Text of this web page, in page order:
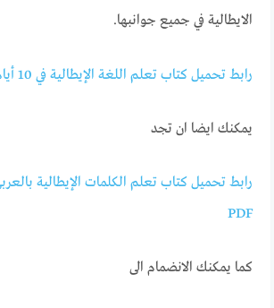
الايطالية في جميع جوانبها.
رابط تحميل كتاب تعلم اللغة الإيطالية في 10 أيام PDF
يمكنك ايضا ان تجد
رابط تحميل كتاب تعلم الكلمات الإيطالية
‏PDF
كما يمكنك الانضمام الى